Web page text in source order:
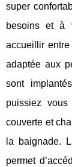
super
besoins et à
accueillir
adaptée aux
sont
puissiez
couverte et
la baignade.
permet